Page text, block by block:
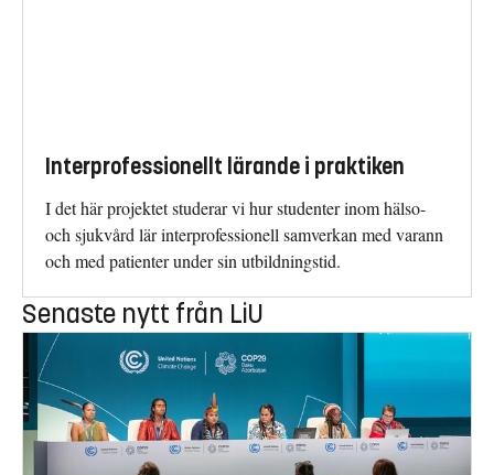
Interprofessionellt lärande i praktiken
I det här projektet studerar vi hur studenter inom hälso-
och sjukvård lär interprofessionell samverkan med varann
och med patienter under sin utbildningstid.
Senaste nytt från LiU